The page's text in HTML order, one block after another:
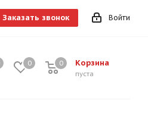
Войти
Заказать звонок
0 Корзина
0
пуста
0